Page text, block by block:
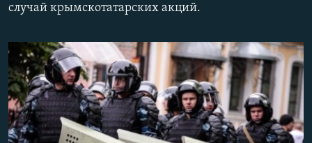
ПОБЕДИТЕЛЕЙ НЕ СУДЯТ?
ELIFBE
УКРАИНСКАЯ ПРОБЛЕМА КРЫМА
ПРИСОЕДИНЯЙТЕСЬ!
Все сайты RFE/RL
случай крымскотатарских акций.